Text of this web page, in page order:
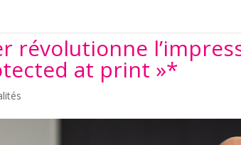
révolutionne
at print »*